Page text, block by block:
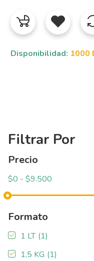
Disponibilidad: 1000
Filtrar Por
Precio
Formato
1 LT (1)
1,5 KG (1)